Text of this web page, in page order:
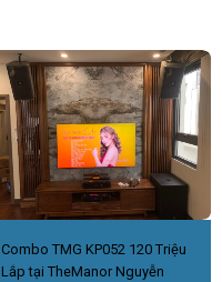
Combo TMG KP052 120 Triệu
Lắp tại TheManor Nguyễn